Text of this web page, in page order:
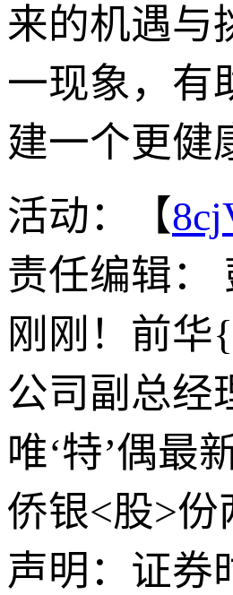
来的机遇与
一现象，有
建一个更健
活动：【
责任编辑：
刚刚！前
公司副总经
唯‘特’偶最
侨银<股>份
声明：证券